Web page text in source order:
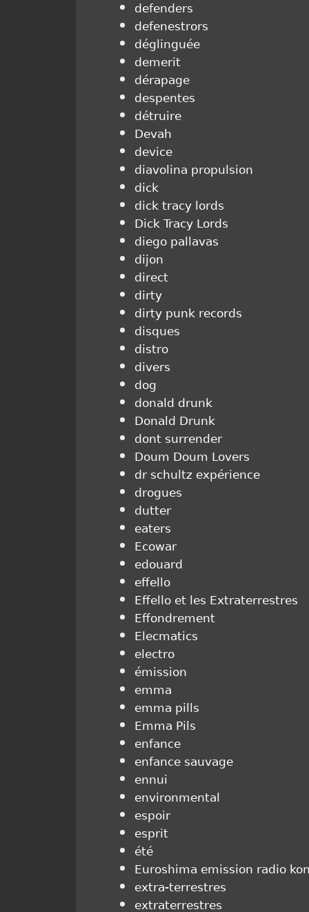
defenders
defenestrors
déglinguée
demerit
dérapage
despentes
détruire
Devah
device
diavolina propulsion
dick
dick tracy lords
Dick Tracy Lords
diego pallavas
dijon
direct
dirty
dirty punk records
disques
distro
divers
dog
donald drunk
Donald Drunk
dont surrender
Doum Doum Lovers
dr schultz expérience
drogues
dutter
eaters
Ecowar
edouard
effello
Effello et les Extraterrestres
Effondrement
Elecmatics
electro
émission
emma
emma pills
Emma Pils
enfance
enfance sauvage
ennui
environmental
espoir
esprit
été
Euroshima emission radio
extra-terrestres
extraterrestres